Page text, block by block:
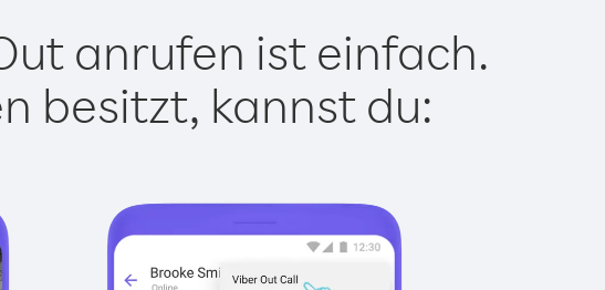
anrufen ist einfach.
besitzt, kannst du: